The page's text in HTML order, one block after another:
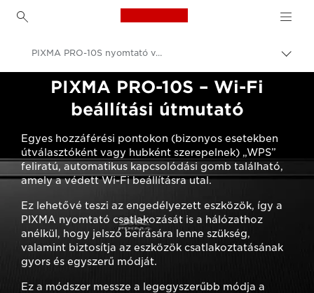
Canon Logo, back to
a
Canon
Consumer Product Support
PIXMA PRO-10S nyomtató vezeték nélküli kapcsolatainak beállítása
PIXMA PRO-10S – Wi-Fi
beállítási útmutató
Egyes hozzáférési pontokon (bizonyos esetekben
útválasztóként vagy hubként szerepelnek) „WPS”
feliratú, automatikus kapcsolódási gomb található,
amely a védett Wi-Fi beállításra utal.
Ez lehetővé teszi az engedélyezett eszközök, így a
PIXMA nyomtató csatlakozását is a hálózathoz
anélkül, hogy jelszó beírására lenne szükség,
valamint biztosítja az eszközök csatlakoztatásának
gyors és egyszerű módját.
Ez a módszer messze a legegyszerűbb módja a